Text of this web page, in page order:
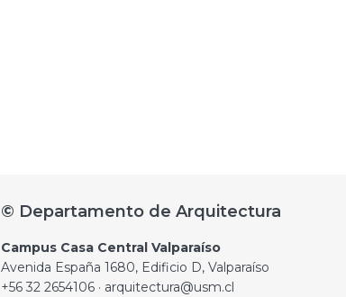
© Departamento de Arquitectura
Campus Casa Central Valparaíso
Avenida España 1680, Edificio D, Valparaíso
+56 32 2654106 · arquitectura@usm.cl